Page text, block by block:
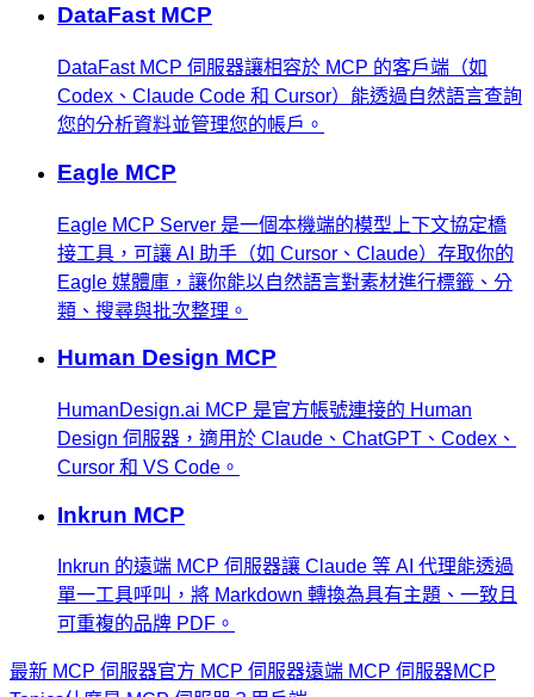
DataFast MCP
DataFast MCP 伺服器讓相容於 MCP 的客戶端（如
Codex、Claude Code 和 Cursor）能透過自然語言查詢
您的分析資料並管理您的帳戶。
Eagle MCP
Eagle MCP Server 是一個本機端的模型上下文協定橋
接工具，可讓 AI 助手（如 Cursor、Claude）存取你的
Eagle 媒體庫，讓你能以自然語言對素材進行標籤、分
類、搜尋與批次整理。
Human Design MCP
HumanDesign.ai MCP 是官方帳號連接的 Human
Design 伺服器，適用於 Claude、ChatGPT、Codex、
Cursor 和 VS Code。
Inkrun MCP
Inkrun 的遠端 MCP 伺服器讓 Claude 等 AI 代理能透過
單一工具呼叫，將 Markdown 轉換為具有主題、一致且
可重複的品牌 PDF。
最新 MCP 伺服器官方 MCP 伺服器遠端 MCP 伺服器MCP